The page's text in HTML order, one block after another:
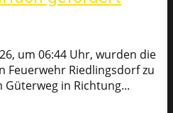
um 06:44 Uhr, wurden die
Feuerwehr Riedlingsdorf zu
in Richtung...